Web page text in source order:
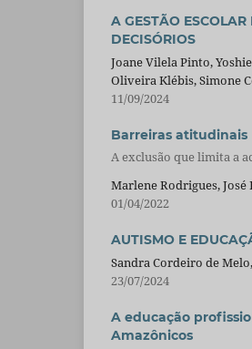
A GESTÃO
DECISÓRIOS
Joane Vilela Pinto,
Oliveira Klébis, Simone
11/09/2024
Barreiras atitudinais
A exclusão que limita a
Marlene Rodrigues,
01/04/2022
AUTISMO E
Sandra Cordeiro de
23/07/2024
A educação
Amazônicos